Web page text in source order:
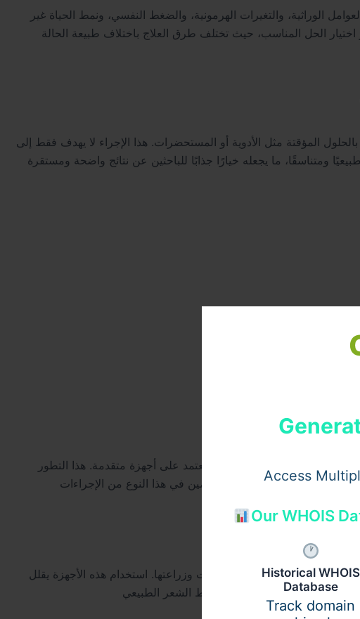
Access
Our WHOIS
Historical WHOIS
Database
Track domain
والتغيرات الهرمونية، والضغط النفسي، ونمط الحياة غير
الحل المناسب، حيث تختلف طرق العلاج باختلاف طبيعة الحالة
المؤقتة مثل الأدوية أو المستحضرات. هذا الإجراء لا يهدف فقط إلى
تقليدية إلى تقنيات دقيقة تعتمد على أجهزة متقدمة. هذا التطور
دقة أعلى في استخراج البصيلات وزراعتها. استخدام هذه الأجهزة يقلل